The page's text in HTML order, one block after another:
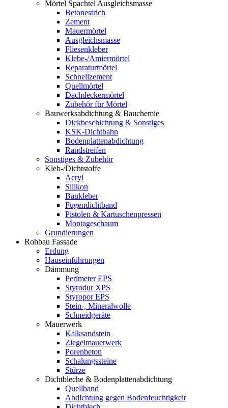
Mörtel Spachtel Ausgleichsmasse
Betonestrich
Zement
Mauermörtel
Ausgleichsmasse
Fliesenkleber
Klebe-/Amiermörtel
Reparaturmörtel
Schnellzement
Quellmörtel
Dachdeckermörtel
Zubehör für Mörtel
Bauwerksabdichtung & Bauchemie
Dickbeschichtung & Sonstiges
KSK-Dichtbahn
Bodenplattenabdichtung
Randstreifen
Sonstiges & Zubehör
Kleb-/Dichtstoffe
Acryl
Silikon
Baukleber
Fugendichtband
Pistolen & Kartuschenpressen
Montageschaum
Grundierungen
Rohbau Fassade
Erdung
Hauseinführungen
Dämmung
Perimeter EPS
Styrodur XPS
Styropor EPS
Stein-, Mineralwolle
Schneidgeräte
Mauerwerk
Kalksandstein
Ziegelmauerwerk
Porenbeton
Schalungssteine
Stürze
Dichtbleche & Bodenplattenabdichtung
Quellband
Abdichtung gegen Bodenfeuchtigkeit